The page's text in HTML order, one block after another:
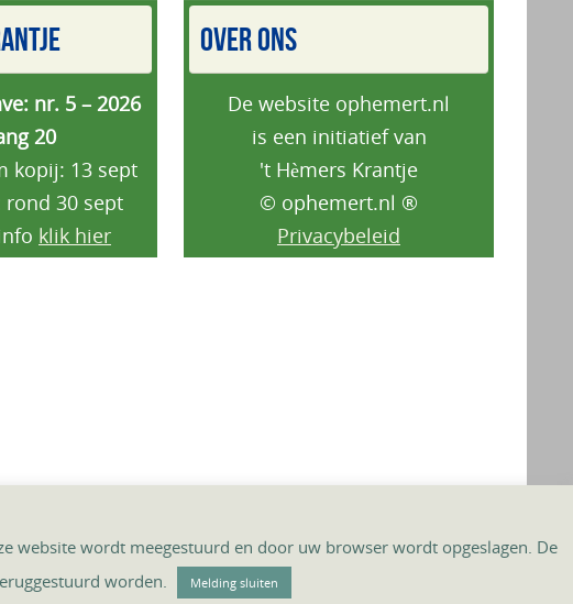
nr. 5 – 2026
20
kopij: 13 sept
30 sept
klik hier
OVER ONS
De website ophemert.nl
is een initiatief van
't Hèmers Krantje
© ophemert.nl ®
Privacybeleid
't Hèmers Krantje WordPress.
website wordt meegestuurd en door uw browser wordt opgeslagen. De
worden.
Melding sluiten